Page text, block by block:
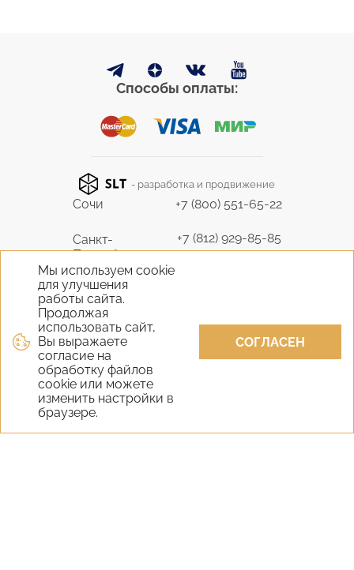
Мы используем cookie
для улучшения
работы сайта.
Продолжая
использовать сайт,
Вы выражаете
согласие на
обработку файлов
cookie или можете
изменить настройки в
браузере.
СОГЛАСЕН
Способы оплаты:
- разработка и продвижение
Сочи +7 (800) 551-65-22
Санкт-
Петербург
+7 (812) 929-85-85
9298585@bk.ru
Москва
Крым
+7 (978) 824-31-10
vernisage-c@mail.ru
Екатеринбург